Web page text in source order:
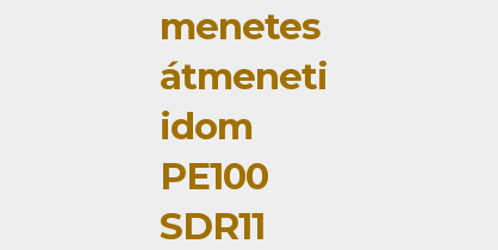
menetes
átmeneti
idom
PE100
SDR11